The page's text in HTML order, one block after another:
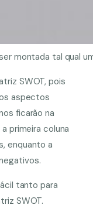
montada tal qual
SWOT, pois
aspectos
ficarão na
primeira coluna
enquanto a
tanto para
SWOT.